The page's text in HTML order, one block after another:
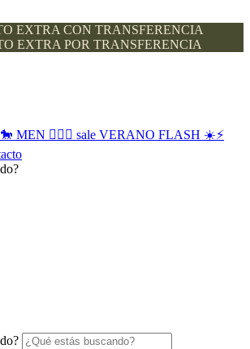
EXTRA CON TRANSFERENCIA
EXTRA POR TRANSFERENCIA
MEN 🙋🏽‍♂️ sale VERANO FLASH ☀️⚡️